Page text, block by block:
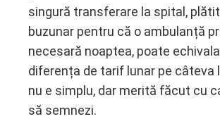
singură transferare la spital,
buzunar pentru că o ambulanță
necesară noaptea, poate
diferența de tarif lunar pe câteva
nu e simplu, dar merită făcut cu
să semnezi.